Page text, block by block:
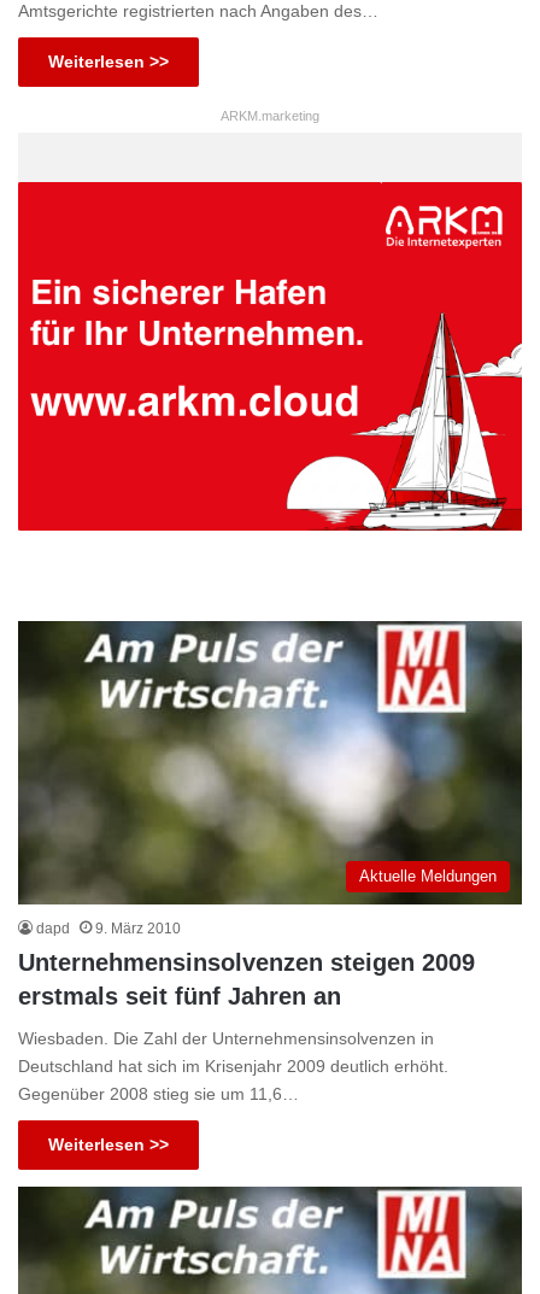
Amtsgerichte registrierten nach Angaben des…
Weiterlesen >>
ARKM.marketing
Aktuelle Meldungen
dapd 9. März 2010
Unternehmensinsolvenzen steigen 2009
erstmals seit fünf Jahren an
Wiesbaden. Die Zahl der Unternehmensinsolvenzen in
Deutschland hat sich im Krisenjahr 2009 deutlich erhöht.
Gegenüber 2008 stieg sie um 11,6…
Weiterlesen >>